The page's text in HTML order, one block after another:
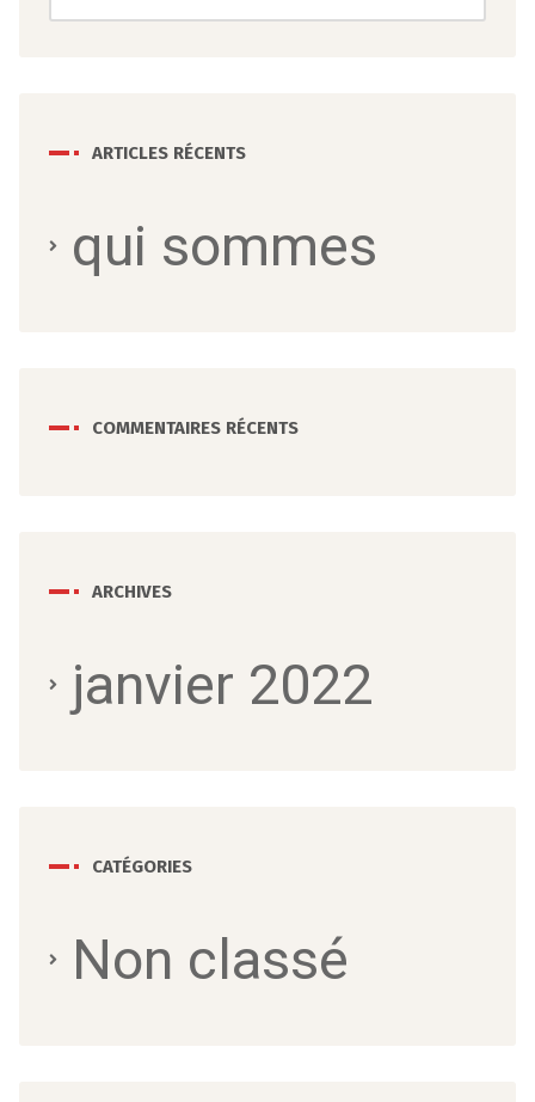
ARTICLES RÉCENTS
qui sommes
COMMENTAIRES RÉCENTS
ARCHIVES
janvier 2022
CATÉGORIES
Non classé